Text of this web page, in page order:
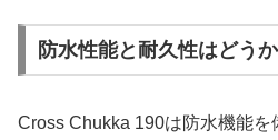
防水性能と耐久性はどうか
Cross Chukka 190は防水機能